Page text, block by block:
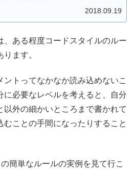
2018.09.19
、ある程度コードスタイルのルー
ます。
ントってなかなか読み込めないこ
に必要なレベルを考えると、自分
以外の細かいところまで書かれて
むことの手間になったりすること
簡単なルールの実例を見て行こ